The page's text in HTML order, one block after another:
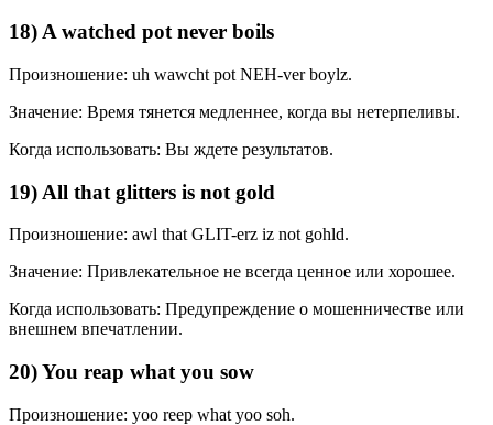
18) A watched pot never boils
Произношение: uh wawcht pot NEH-ver boylz.
Значение: Время тянется медленнее, когда вы нетерпеливы.
Когда использовать: Вы ждете результатов.
19) All that glitters is not gold
Произношение: awl that GLIT-erz iz not gohld.
Значение: Привлекательное не всегда ценное или хорошее.
Когда использовать: Предупреждение о мошенничестве или
внешнем впечатлении.
20) You reap what you sow
Произношение: yoo reep what yoo soh.